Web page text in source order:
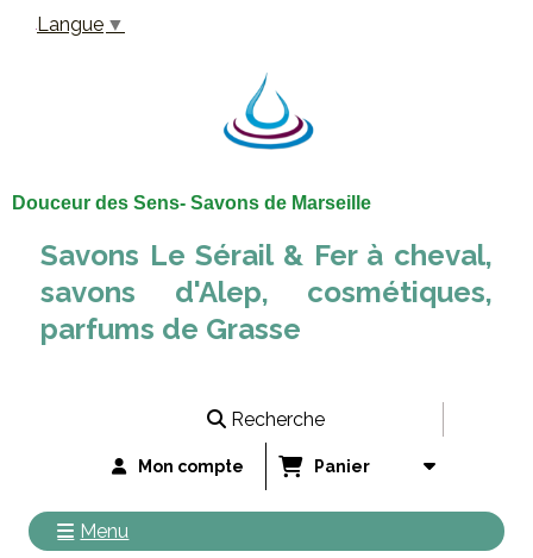
Douceur des Sens- Savons de Marseille
Savons Le Sérail & Fer à cheval,
savons d'Alep, cosmétiques,
parfums de Grasse
Recherche
Mon compte Panier
Menu
Langue ▼